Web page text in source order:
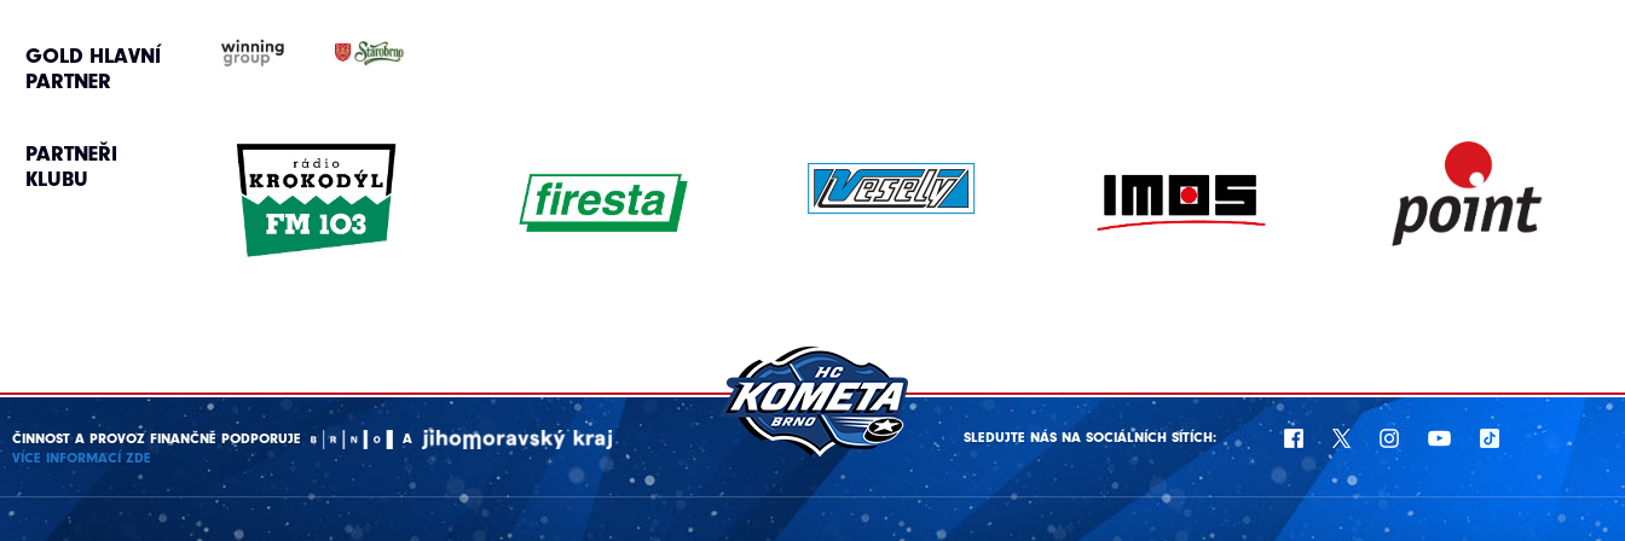
GOLD HLAVNÍ
PARTNER
PARTNEŘI
KLUBU
ČINNOST A PROVOZ FINANČNĚ PODPORUJE
A
VÍCE INFORMACÍ ZDE
SLEDUJTE NÁS NA SOCIÁLNÍCH SÍTÍCH: